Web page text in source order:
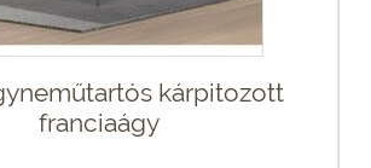
kárpitozott
franciaágy